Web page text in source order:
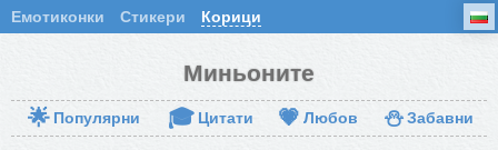
Емотиконки Стикери Корици
Миньоните
🌟 Популярни 🎓 Цитати 💗 Любов ⛄ Забавни